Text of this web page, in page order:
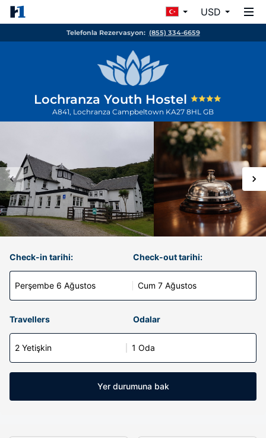
USD
Telefonla Rezervasyon: (855) 334-6659
Lochranza Youth Hostel
A841, Lochranza Campbeltown KA27 8HL GB
Check-in tarihi:
Perşembe 6 Ağustos
Check-out tarihi:
Cum 7 Ağustos
Travellers Odalar
2 Yetişkin 1 Oda
Yer durumuna bak